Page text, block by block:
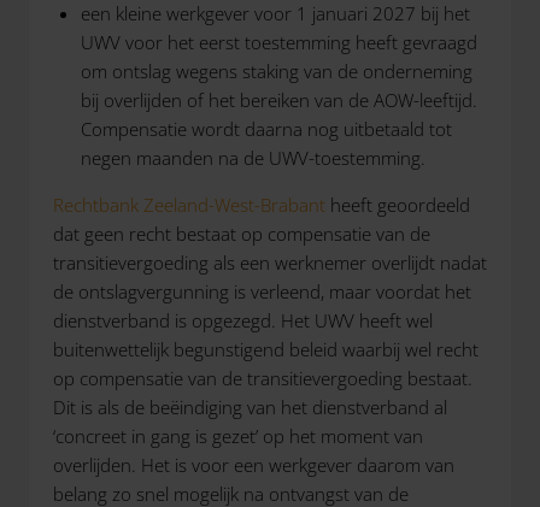
een kleine werkgever voor 1 januari 2027 bij het
UWV voor het eerst toestemming heeft gevraagd
om ontslag wegens staking van de onderneming
bij overlijden of het bereiken van de AOW-leeftijd.
Compensatie wordt daarna nog uitbetaald tot
negen maanden na de UWV-toestemming.
Rechtbank Zeeland-West-Brabant heeft geoordeeld
dat geen recht bestaat op compensatie van de
transitievergoeding als een werknemer overlijdt nadat
de ontslagvergunning is verleend, maar voordat het
dienstverband is opgezegd. Het UWV heeft wel
buitenwettelijk begunstigend beleid waarbij wel recht
op compensatie van de transitievergoeding bestaat.
Dit is als de beëindiging van het dienstverband al
‘concreet in gang is gezet’ op het moment van
overlijden. Het is voor een werkgever daarom van
belang zo snel mogelijk na ontvangst van de